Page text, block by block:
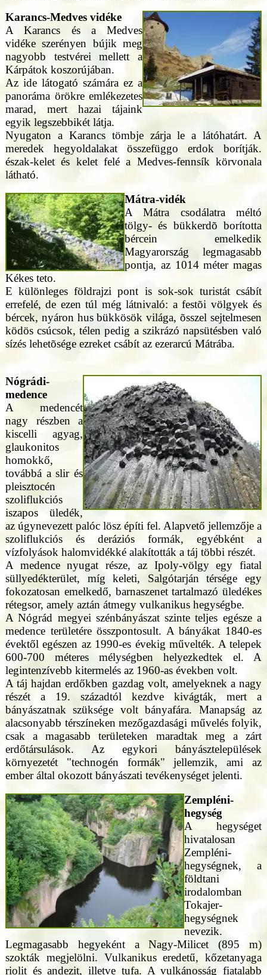
Karancs-Medves vidéke
A Karancs és a Medves
vidéke szerényen bújik meg
nagyobb testvérei mellett a
Kárpátok koszorújában.
Az ide látogató számára ez a
panoráma örökre emlékezetes
marad, mert hazai tájaink
egyik legszebbikét látja.
Nyugaton a Karancs tömbje zárja le a látóhatárt. A
meredek hegyoldalakat összefüggo erdok borítják.
észak-kelet és kelet felé a Medves-fennsík körvonala
látható.
Mátra-vidék
A Mátra csodálatra méltó
tölgy- és bükkerdõ borította
bércein emelkedik
Magyarország legmagasabb
pontja, az 1014 méter magas
Kékes teto.
E különleges földrajzi pont is sok-sok turistát csábít
errefelé, de ezen túl még látnivaló: a festõi völgyek és
bércek, nyáron hus bükkösök világa, õsszel sejtelmesen
ködös csúcsok, télen pedig a szikrázó napsütésben való
sízés lehetõsége ezreket csábít az ezerarcú Mátrába.
Nógrádi-
medence
A medencét
nagy részben a
kiscelli agyag,
glaukonitos
homokkő,
továbbá a slir és
pleisztocén
szoliflukciós
iszapos üledék,
az úgynevezett palóc lösz építi fel. Alapvető jellemzője a
szoliflukciós és deráziós formák, egyébként a
vízfolyások halomvidékké alakították a táj többi részét.
A medence nyugat része, az Ipoly-völgy egy fiatal
süllyedékterület, míg keleti, Salgótarján térsége egy
fokozatosan emelkedő, barnaszenet tartalmazó üledékes
rétegsor, amely aztán átmegy vulkanikus hegységbe.
A Nógrád megyei szénbányászat szinte teljes egésze a
medence területére összpontosult. A bányákat 1840-es
évektől egészen az 1990-es évekig művelték. A telepek
600-700 méteres mélységben helyezkedtek el. A
legintenzívebb kitermelés az 1960-as években volt.
A táj hajdan erdőkben gazdag volt, amelyeknek a nagy
részét a 19. századtól kezdve kivágták, mert a
bányászatnak szüksége volt bányafára. Manapság az
alacsonyabb térszíneken mezőgazdasági művelés folyik,
csak a magasabb területeken maradtak meg a zárt
erdőtársulások. Az egykori bányásztelepülések
környezetét "technogén formák" jellemzik, ami az
ember által okozott bányászati tevékenységet jelenti.
Zempléni-
hegység
A hegységet
hivatalosan
Zempléni-
hegységnek, a
földtani
irodalomban
Tokajer-
hegységnek
nevezik.
Legmagasabb hegyeként a Nagy-Milicet (895 m)
szokták megjelölni. Vulkanikus eredetű, kőzetanyaga
riolit és andezit, illetve tufa. A vulkánosság fiatalabb